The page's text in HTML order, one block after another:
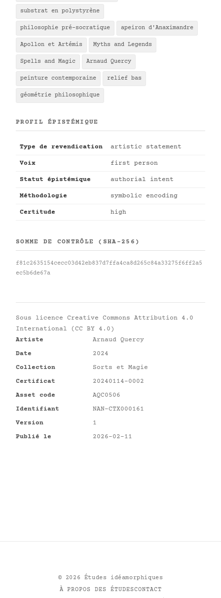
substrat en polystyrène
philosophie pré-socratique apeiron d'Anaximandre
Apollon et Artémis Myths and Legends
Spells and Magic Arnaud Quercy
peinture contemporaine relief bas
géométrie philosophique
PROFIL ÉPISTÉMIQUE
Type de revendication artistic statement
Voix first person
Statut épistémique authorial intent
Méthodologie symbolic encoding
Certitude high
SOMME DE CONTRÔLE (SHA-256)
f81c2635154cecc03d42eb837d7ffa4ca8d265c84a33275f6ff2a5
ec5b6de67a
Sous licence Creative Commons Attribution 4.0
International (CC BY 4.0)
Artiste
Arnaud Quercy
Date
2024
Collection
Sorts et Magie
Certificat
20240114-0002
Asset code
AQC0506
Identifiant
NAN-CTX000161
Version
1
Publié le
2026-02-11
© 2026 Études idéamorphiques
À PROPOS DES ÉTUDESCONTACT